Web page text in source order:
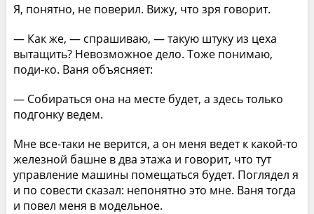
Я, понятно, не поверил. Вижу, что зря говорит.
— Как же, — спрашиваю, — такую штуку из цеха
вытащить? Невозможное дело. Тоже понимаю,
поди-ко. Ваня объясняет:
— Собираться она на месте будет, а здесь только
подгонку ведем.
Мне все-таки не верится, а он меня ведет к какой-то
железной башне в два этажа и говорит, что тут
управление машины помещаться будет. Поглядел я
и по совести сказал: непонятно это мне. Ваня тогда
и повел меня в модельное.